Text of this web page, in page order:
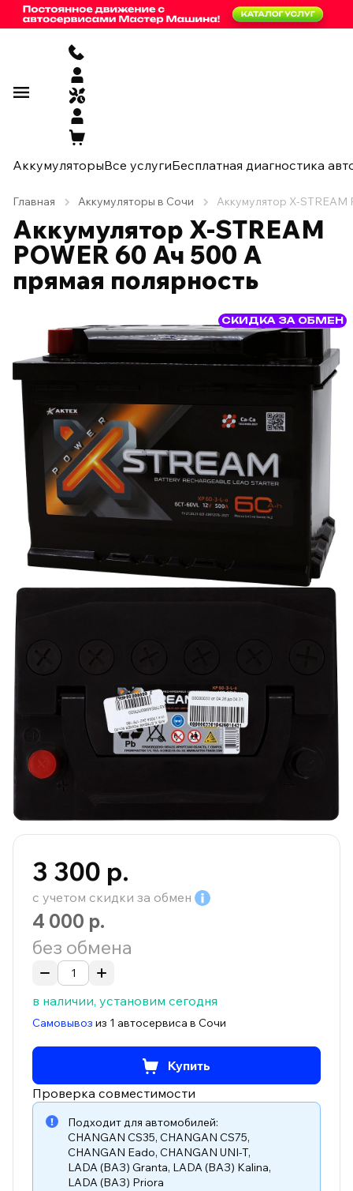
АккумуляторыВсе услугиБесплатная диагностика
Главная Аккумуляторы в Сочи Аккумулятор X-
Аккумулятор X-STREAM
POWER 60 Ач 500 А
прямая полярность
СКИДКА ЗА ОБМЕН
3 300 р.
с учетом скидки за обмен
4 000 р.
без обмена
в наличии, установим сегодня
Самовывоз из 1 автосервиса в Сочи
Купить
Проверка совместимости
Подходит для автомобилей:
CHANGAN CS35, CHANGAN CS75,
CHANGAN Eado, CHANGAN UNI-T,
LADA (ВАЗ) Granta, LADA (ВАЗ) Kalina,
LADA (ВАЗ) Priora